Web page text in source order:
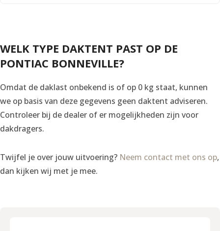
WELK TYPE DAKTENT PAST OP DE
PONTIAC BONNEVILLE?
Omdat de daklast onbekend is of op 0 kg staat, kunnen
we op basis van deze gegevens geen daktent adviseren.
Controleer bij de dealer of er mogelijkheden zijn voor
dakdragers.
Twijfel je over jouw uitvoering? Neem contact met ons op,
dan kijken wij met je mee.